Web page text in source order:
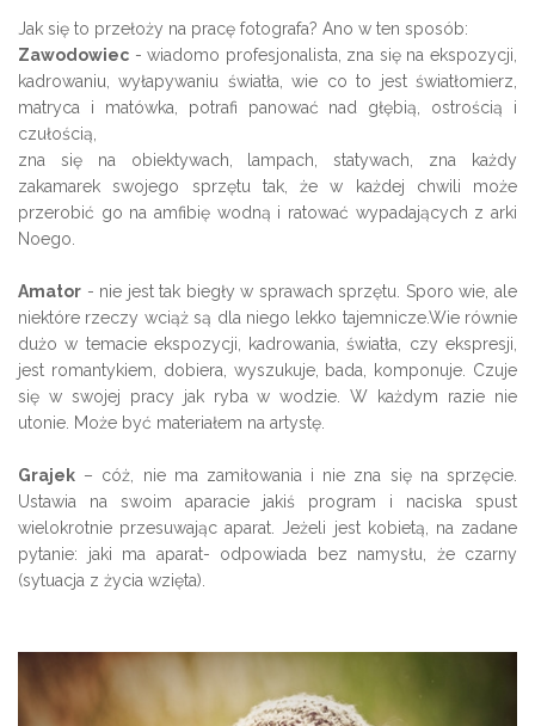
Jak się to przełoży na pracę fotografa? Ano w ten sposób:
Zawodowiec - wiadomo profesjonalista, zna się na ekspozycji,
kadrowaniu, wyłapywaniu światła, wie co to jest światłomierz,
matryca i matówka, potrafi panować nad głębią, ostrością i
czułością,
zna się na obiektywach, lampach, statywach, zna każdy
zakamarek swojego sprzętu tak, że w każdej chwili może
przerobić go na amfibię wodną i ratować wypadających z arki
Noego.
Amator - nie jest tak biegły w sprawach sprzętu. Sporo wie, ale
niektóre rzeczy wciąż są dla niego lekko tajemnicze.Wie równie
dużo w temacie ekspozycji, kadrowania, światła, czy ekspresji,
jest romantykiem, dobiera, wyszukuje, bada, komponuje. Czuje
się w swojej pracy jak ryba w wodzie. W każdym razie nie
utonie. Może być materiałem na artystę.
Grajek – cóż, nie ma zamiłowania i nie zna się na sprzęcie.
Ustawia na swoim aparacie jakiś program i naciska spust
wielokrotnie przesuwając aparat. Jeżeli jest kobietą, na zadane
pytanie: jaki ma aparat- odpowiada bez namysłu, że czarny
(sytuacja z życia wzięta).